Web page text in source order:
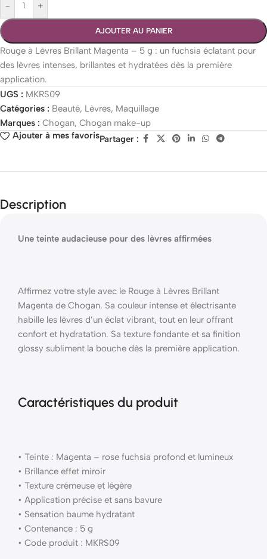
- +
AJOUTER AU PANIER
Rouge à Lèvres Brillant Magenta – 5 g : un fuchsia éclatant pour
des lèvres intenses, brillantes et hydratées dès la première
application.
UGS : MKRS09
Catégories : Beauté, Lèvres, Maquillage
Marques : Chogan, Chogan make-up
Ajouter à mes favorisPartager :
Description
Une teinte audacieuse pour des lèvres affirmées
Affirmez votre style avec le Rouge à Lèvres Brillant
Magenta de Chogan. Sa couleur intense et électrisante
habille les lèvres d’un éclat vibrant, tout en leur offrant
confort et hydratation. Sa texture fondante et sa finition
glossy subliment la bouche dès la première application.
Caractéristiques du produit
• Teinte : Magenta – rose fuchsia profond et lumineux
• Brillance effet miroir
• Texture crémeuse et légère
• Application précise et sans bavure
• Sensation baume hydratant
• Contenance : 5 g
• Code produit : MKRS09